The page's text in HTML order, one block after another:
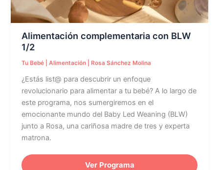
Alimentación complementaria con BLW
1/2
Tu Bebé |Alimentación Rosa Sánchez Molina
¿Estás list@ para descubrir un enfoque
revolucionario para alimentar a tu bebé? A lo largo de
este programa, nos sumergiremos en el
emocionante mundo del Baby Led Weaning (BLW)
junto a Rosa, una cariñosa madre de tres y experta
matrona.
Ver Programa